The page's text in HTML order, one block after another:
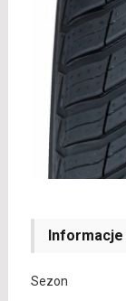
Informacje
Sezon